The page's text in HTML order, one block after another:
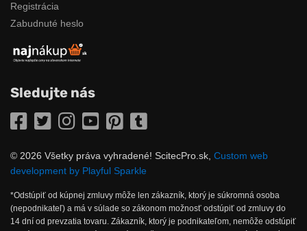
Registrácia
Zabudnuté heslo
Sledujte nás
Facebook
TwitterInstagramYouTubePinterest
© 2026 Všetky práva vyhradené! ScitecPro.sk, Custom web
development by Playful Sparkle
*Odstúpiť od kúpnej zmluvy môže len zákazník, ktorý je súkromná osoba
(nepodnikateľ) a má v súlade so zákonom možnosť odstúpiť od zmluvy do
14 dní od prevzatia tovaru. Zákazník, ktorý je podnikateľom, nemôže odstúpiť